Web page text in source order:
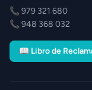
📞 979 321 680
📞 948 368 032
📖 Libro de